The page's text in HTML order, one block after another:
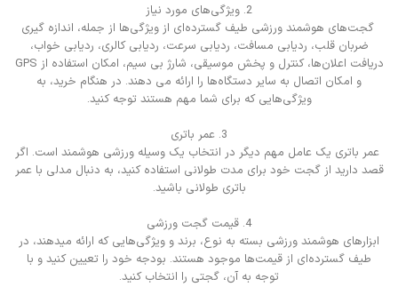
2. ویژگی‌های مورد نیاز
گجت‌های هوشمند ورزشی طیف گسترده‌ای از ویژگی‌ها از جمله، اندازه گیری
ضربان قلب، ردیابی مسافت، ردیابی سرعت، ردیابی کالری، ردیابی خواب،
دریافت اعلان‌ها، کنترل و پخش موسیقی، شارژ بی سیم، امکان استفاده از GPS
و امکان اتصال به سایر دستگاه‌ها را ارائه می دهند. در هنگام خرید، به
ویژگی‌هایی که برای شما مهم هستند توجه کنید.
3. عمر باتری
عمر باتری یک عامل مهم دیگر در انتخاب یک وسیله ورزشی هوشمند است. اگر
قصد دارید از گجت خود برای مدت طولانی استفاده کنید، به دنبال مدلی با عمر
باتری طولانی باشید.
4. قیمت گجت ورزشی
ابزارهای هوشمند ورزشی بسته به نوع، برند و ویژگی‌هایی که ارائه میدهند، در
طیف گسترده‌ای از قیمت‌ها موجود هستند. بودجه خود را تعیین کنید و با
توجه به آن، گجتی را انتخاب کنید.